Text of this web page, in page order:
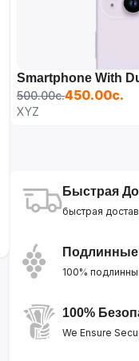
Smartphone With
500.00с.450.00с.
XYZ
Быстрая
быстрая
100%
100%
We Ensure